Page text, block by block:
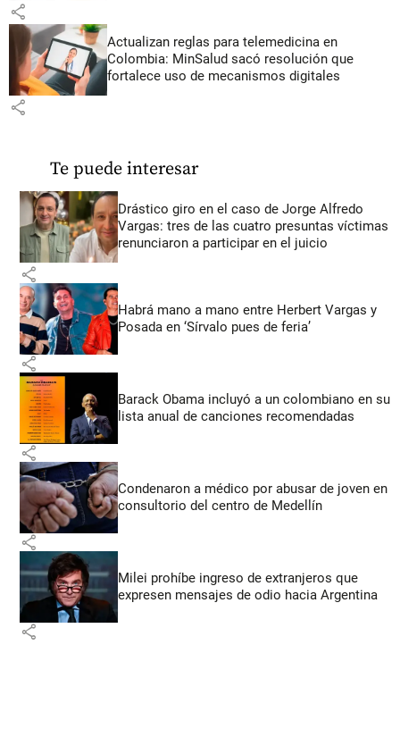
share
Actualizan reglas para telemedicina en
Colombia: MinSalud sacó resolución que
fortalece uso de mecanismos digitales
share
Te puede interesar
Drástico giro en el caso de Jorge Alfredo
Vargas: tres de las cuatro presuntas víctimas
renunciaron a participar en el juicio
share
Habrá mano a mano entre Herbert Vargas y
Posada en ‘Sírvalo pues de feria’
share
Barack Obama incluyó a un colombiano en su
lista anual de canciones recomendadas
share
Condenaron a médico por abusar de joven en
consultorio del centro de Medellín
share
Milei prohíbe ingreso de extranjeros que
expresen mensajes de odio hacia Argentina
share